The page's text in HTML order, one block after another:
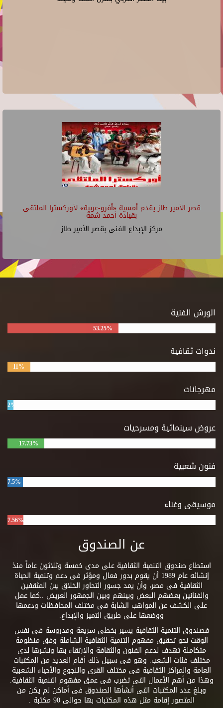
قصر الأمير طاز يقدم أمسية «أفرو-عربية» لأوركسترا الملتقى
بقيادة أحمد شمة
مركز الإبداع الفنى بقصر الأمير طاز
الورش الفنية
53.25%
ندوات ثقافية
11%
مهرجانات
2%
عروض سينمائية ومسرحيات
17.73%
فنون شعبية
7.5%
موسيقى وغناء
7.56%
عن الصندوق
استطاع صندوق التنمية الثقافية على مدى خمسة وثلاثون عاماً منذ
إنشائه عام 1989 أن يقوم بدور فعال ومؤثر فى دعم وتنمية الحياة
الثقافية فى مصر، وأن يمد جسور التحاور الخلاق بين المثقفين
والفنانين بعضهم البعض وبينهم وبين الجمهور العريض ..كما عمل
على الكشف عن المواهب الشابة فى مختلف المحافظات ودعمها
ووضعها على طريق التميز والإبداع.
فصندوق التنمية الثقافية يسير بخطى سريعة ومدروسة فى نفس
الوقت نحو تحقيق مفهوم التنمية الثقافية الشاملة وفق منظومة
متكاملة تهدف لدعم الفنون والثقافة والارتقاء بها ونشرها لدى
مختلف فئات الشعب. وهو فى سبيل ذلك أقام العديد من المكتبات
العامة والمراكز الثقافية فى مختلف القرى والنجوع والأحياء الشعبية
وهذا من أهم الأعمال التى تضرب فى عمق مفهوم التنمية الثقافية.
وبلغ عدد المكتبات التى أنشأها الصندوق فى أماكن لم يكن من
المتصور إقامة مثل هذه المكتبات بها حوالى 90 مكتبة .